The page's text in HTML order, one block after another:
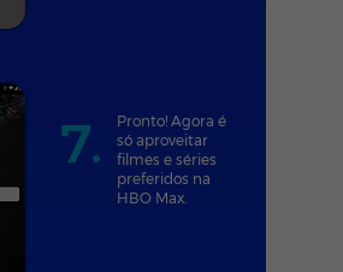
7.
Pronto! Agora é
só aproveitar
filmes e séries
preferidos na
HBO Max.